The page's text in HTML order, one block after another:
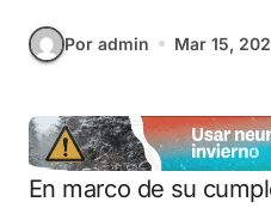
Por admin Mar 15,
En marco de su cumpleaños número 93, y